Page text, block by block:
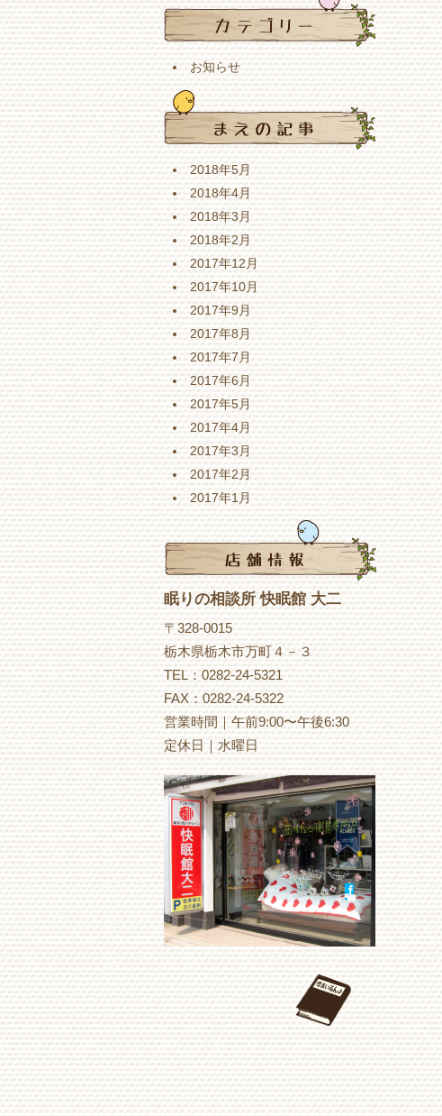
お知らせ
2018年5月
2018年4月
2018年3月
2018年2月
2017年12月
2017年10月
2017年9月
2017年8月
2017年7月
2017年6月
2017年5月
2017年4月
2017年3月
2017年2月
2017年1月
眠りの相談所 快眠館 大二
〒328-0015
栃木県栃木市万町４－３
TEL：0282-24-5321
FAX：0282-24-5322
営業時間｜午前9:00〜午後6:30
定休日｜水曜日